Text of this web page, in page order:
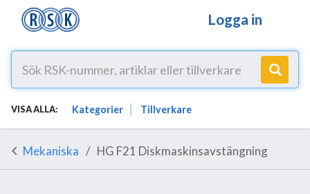
Logga in
VISA ALLA: Kategorier Tillverkare
Mekaniska HG F21 Diskmaskinsavstängning